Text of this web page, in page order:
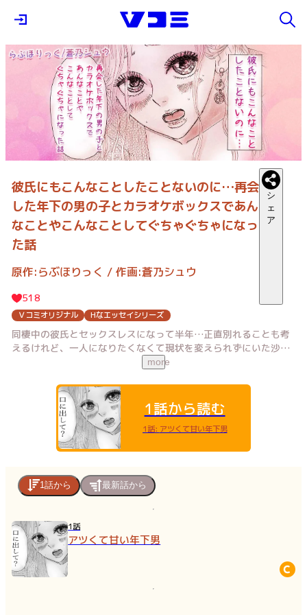
彼氏にもこんなことしたことないのに…再会
した年下の男の子とカラオケボックスであん
なことやこんなことしてぐちゃぐちゃになっ
た話
原作:らぶほりっく / 作画:蒼乃シュウ
518
シ
ェ
ア
Ｖコミオリジナル Hなエッセイシリーズ
同棲中の彼氏とセックスレスになって半年…正直別れることも考
えるけれど、一人になりたくなくて現状を変えられずにいた沙
也。そんな彼女の元に一通のメッセージが──相手は学生時代に
もう社会人に…誘われるまま2人きりで飲み会に行くことにした
沙也。お酒がすすみ、お互いの話をするうちにイケナイ雰囲気に
なり…！？【Hなエッセイ大賞】大賞受賞作品！
more
1話から読む
1話: アツくて甘い年下男
1話から 最新話から
1話
アツくて甘い年下男